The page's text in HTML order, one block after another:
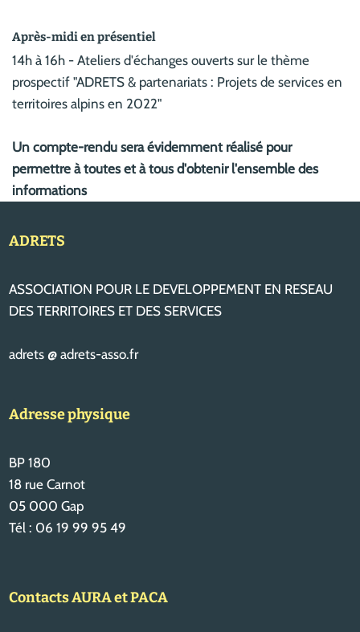
Après-midi en présentiel
14h à 16h - Ateliers d'échanges ouverts sur le thème
prospectif "ADRETS & partenariats : Projets de services en
territoires alpins en 2022"
Un compte-rendu sera évidemment réalisé pour
permettre à toutes et à tous d'obtenir l'ensemble des
informations
ADRETS
ASSOCIATION POUR LE DEVELOPPEMENT EN RESEAU
DES TERRITOIRES ET DES SERVICES
adrets @ adrets-asso.fr
Adresse physique
BP 180
18 rue Carnot
05 000 Gap
Tél : 06 19 99 95 49
Contacts AURA et PACA